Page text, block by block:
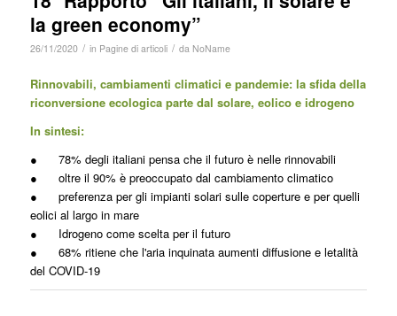
la green economy”
26/11/2020 / in Pagine di articoli / da NoName
Rinnovabili, cambiamenti climatici e pandemie: la sfida della
riconversione ecologica parte dal solare, eolico e idrogeno
In sintesi:
● 78% degli italiani pensa che il futuro è nelle rinnovabili
● oltre il 90% è preoccupato dal cambiamento climatico
● preferenza per gli impianti solari sulle coperture e per quelli
eolici al largo in mare
● Idrogeno come scelta per il futuro
● 68% ritiene che l'aria inquinata aumenti diffusione e letalità
del COVID-19